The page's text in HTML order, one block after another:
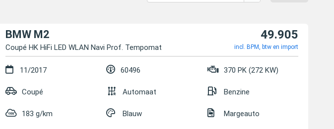
BMW M2
Coupé HK HiFi LED WLAN Navi Prof. Tempomat
49.905
incl. BPM, btw en import
11/2017 60496 370 PK (272 KW)
Coupé Automaat Benzine
183 g/km Blauw Margeauto